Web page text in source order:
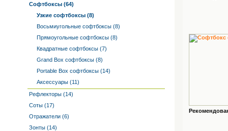
Софтбоксы (64)
Узкие софтбоксы (8)
Восьмиугольные софтбоксы (8)
Прямоугольные софтбоксы (8)
Квадратные софтбоксы (7)
Grand Box софтбоксы (8)
Portable Box софтбоксы (14)
Аксессуары (11)
Рефлекторы (14)
Соты (17)
Отражатели (6)
Зонты (14)